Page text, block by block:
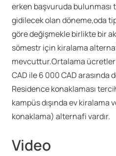
erken başvuruda bulunması
gidilecek olan döneme,oda
göre değişmekle birlikte bir
sömestr için kiralama
mevcuttur.Ortalama
CAD ile 6 000 CAD arasında
Residence konaklaması
kampüs dışında ev kiralama
konaklama) alternafi vardır.
Video